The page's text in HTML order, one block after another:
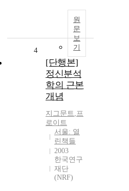
원
문
보
기
4
[단행본]
정신분석
학의 근본
개념
지그문트,프
로이트
서울: 열
린책들
2003
한국연구
재단
(NRF)